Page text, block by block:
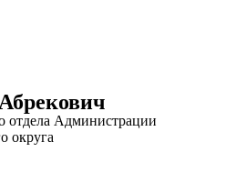
отдела Администрации
округа